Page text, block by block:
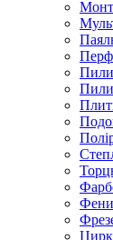
Пили
Пили
Фени